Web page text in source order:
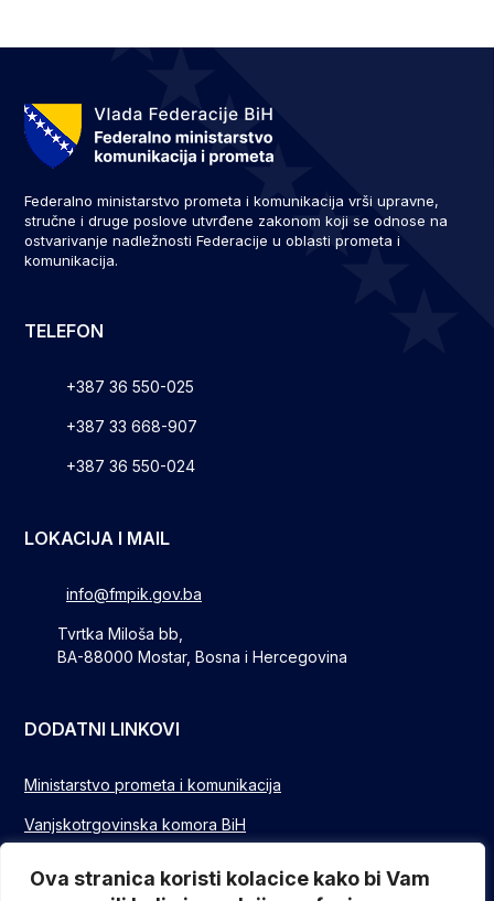
Ova stranica koristi kolacice kako bi Vam
Federalno ministarstvo prometa i komunikacija vrši upravne,
stručne i druge poslove utvrđene zakonom koji se odnose na
ostvarivanje nadležnosti Federacije u oblasti prometa i
komunikacija.
TELEFON
+387 36 550-025
+387 33 668-907
+387 36 550-024
LOKACIJA I MAIL
info@fmpik.gov.ba
Tvrtka Miloša bb,
BA-88000 Mostar, Bosna i Hercegovina
DODATNI LINKOVI
Ministarstvo prometa i komunikacija
Vanjskotrgovinska komora BiH